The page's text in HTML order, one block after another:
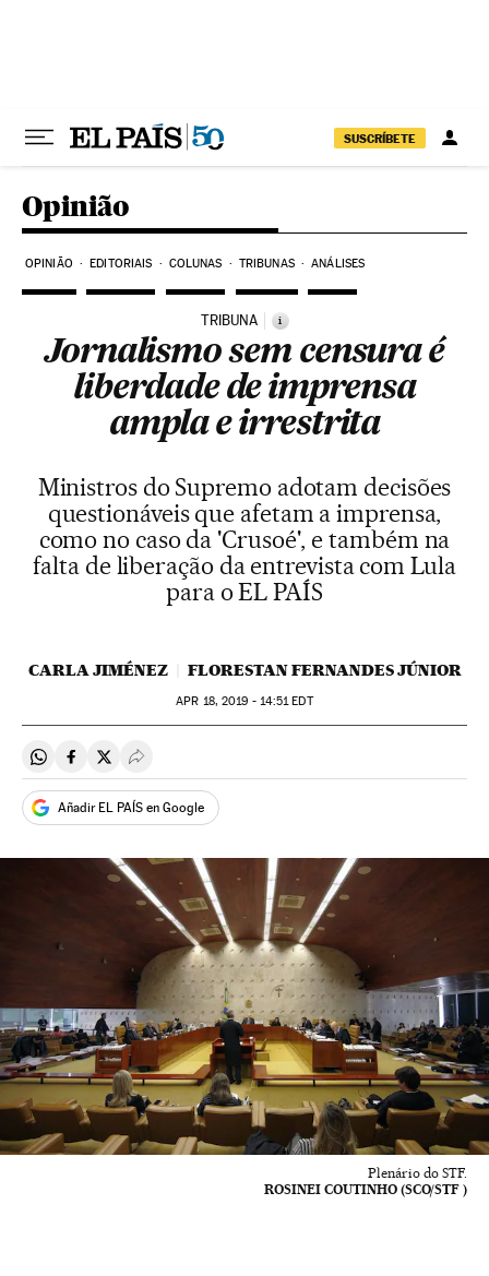
SUSCRÍBETE
Opinião
OPINIÃO EDITORIAIS COLUNAS TRIBUNAS ANÁLISES
TRIBUNA i
Jornalismo sem censura é
liberdade de imprensa
ampla e irrestrita
Ministros do Supremo adotam decisões
questionáveis que afetam a imprensa,
como no caso da 'Crusoé', e também na
falta de liberação da entrevista com Lula
para o EL PAÍS
CARLA JIMÉNEZ FLORESTAN FERNANDES JÚNIOR
APR 18, 2019 - 14:51EDT
Compartir en Whatsapp
Compartir en Facebook
Compartir en Twitter
Desplegar Redes Sociales
Añadir EL PAÍS en Google
Plenário do STF.
ROSINEI COUTINHO (SCO/STF )